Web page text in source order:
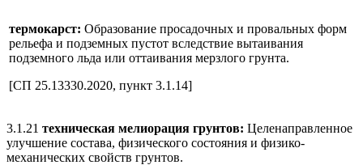
термокарст: Образование просадочных и провальных форм
рельефа и подземных пустот вследствие вытаивания
подземного льда или оттаивания мерзлого грунта.
[СП 25.13330.2020, пункт 3.1.14]
3.1.21 техническая мелиорация грунтов: Целенаправленное
улучшение состава, физического состояния и физико-
механических свойств грунтов.